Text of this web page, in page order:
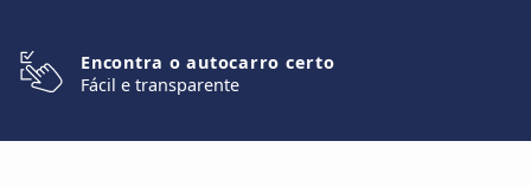
Encontra o autocarro certo
Fácil e transparente